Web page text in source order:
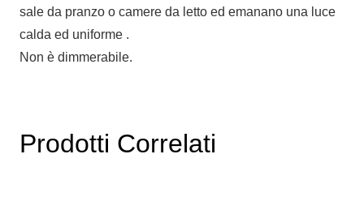
sale da pranzo o camere da letto ed emanano una luce
calda ed uniforme .
Non è dimmerabile.
Prodotti Correlati